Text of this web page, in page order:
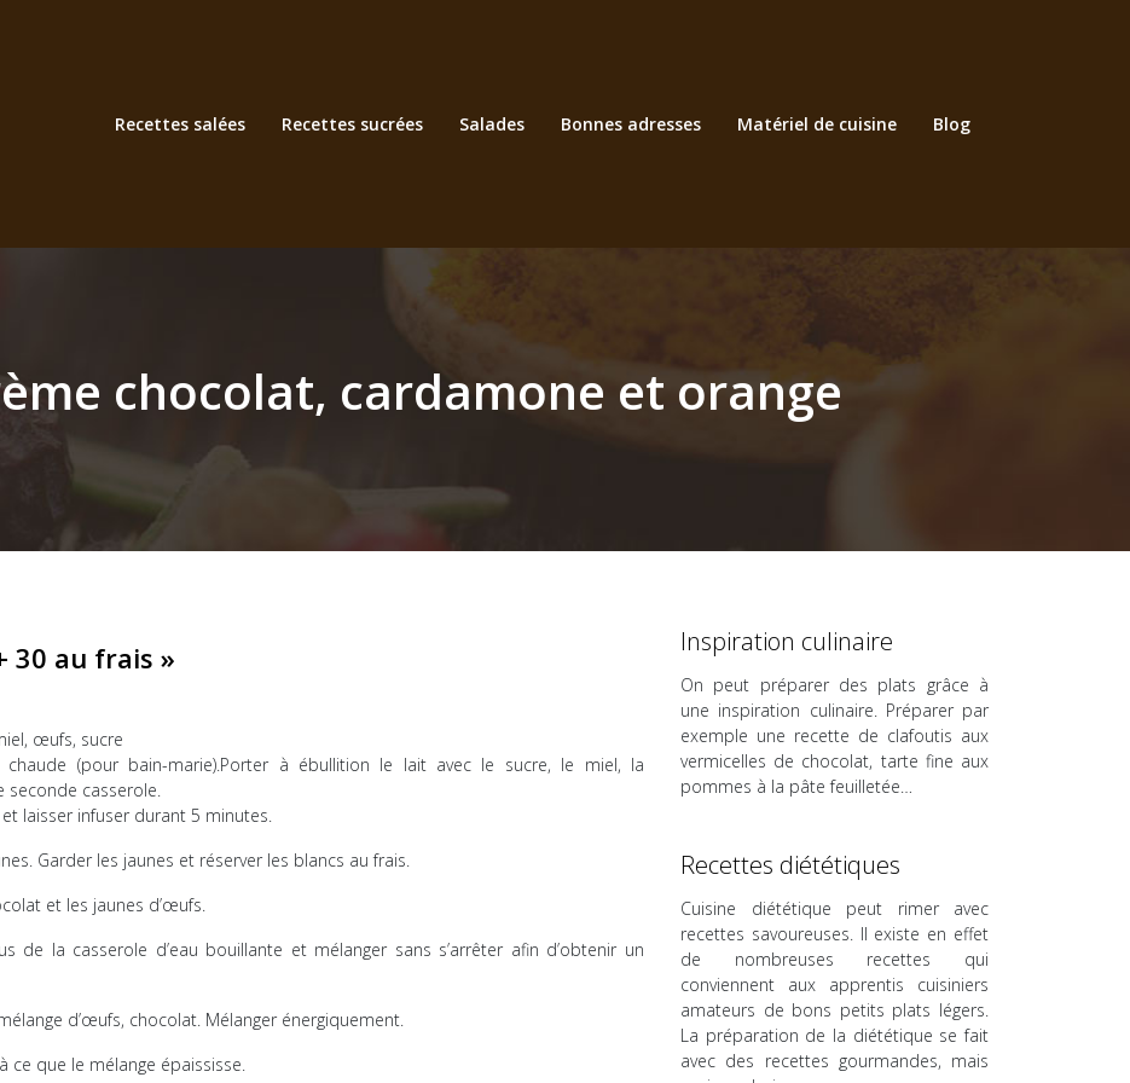
Recettes salées Recettes sucrées Salades Bonnes adresses Matériel de cuisine Blog
chocolat, cardamone et orange
30 au frais »
œufs, sucre
chaude (pour bain-marie).Porter à ébullition le lait avec le sucre, le miel, la
seconde casserole.
laisser infuser durant 5 minutes.
Garder les jaunes et réserver les blancs au frais.
et les jaunes d’œufs.
la casserole d’eau bouillante et mélanger sans s’arrêter afin d’obtenir un
d’œufs, chocolat. Mélanger énergiquement.
ce que le mélange épaississe.
Inspiration culinaire
On peut préparer des plats grâce à
une inspiration culinaire. Préparer par
exemple une recette de clafoutis aux
vermicelles de chocolat, tarte fine aux
pommes à la pâte feuilletée…
Recettes diététiques
Cuisine diététique peut rimer avec
recettes savoureuses. Il existe en effet
de nombreuses recettes qui
conviennent aux apprentis cuisiniers
amateurs de bons petits plats légers.
La préparation de la diététique se fait
avec des recettes gourmandes, mais